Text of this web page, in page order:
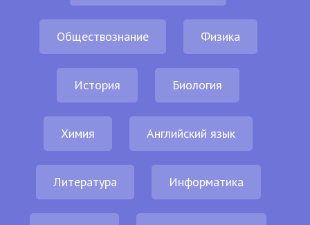
Обществознание Физика
История Биология
Химия Английский язык
Литература Информатика